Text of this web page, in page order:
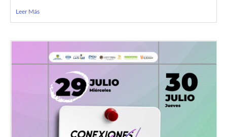
Leer Más